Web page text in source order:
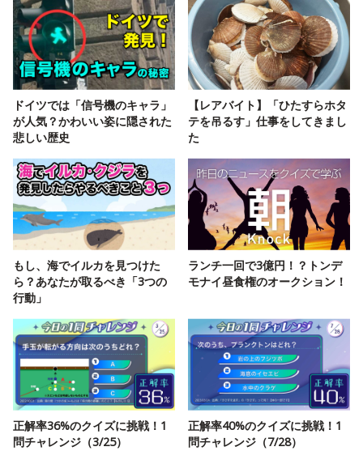
ドイツでは「信号機のキャラ」
が人気？かわいい姿に隠された
悲しい歴史
【レアバイト】「ひたすらホタ
テを吊るす」仕事をしてきまし
た
もし、海でイルカを見つけた
ら？あなたが取るべき「3つの
行動」
ランチ一回で3億円！？トンデ
モナイ昼食権のオークション！
正解率36%のクイズに挑戦！1
問チャレンジ（3/25）
正解率40%のクイズに挑戦！1
問チャレンジ（7/28）